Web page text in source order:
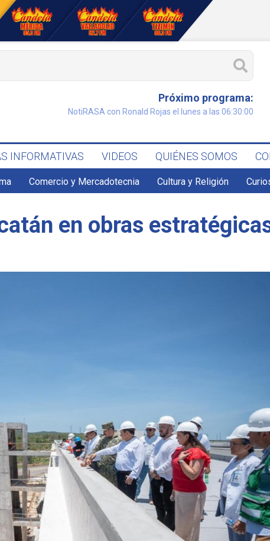
Próximo programa:
NotiRASA con Ronald Rojas el lunes a las 06:30:00
INFORMATIVAS VIDEOS QUIÉNES SOMOS
Comercio y Mercadotecnia Cultura y Religión
en obras